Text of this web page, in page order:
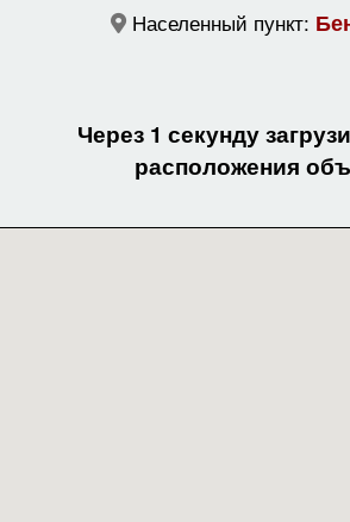
Населенный пункт:
Через 1 секунду
расположения